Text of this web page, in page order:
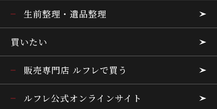
生前整理・遺品整理
買いたい
販売専門店 ルフレで買う
ルフレ公式オンラインサイト